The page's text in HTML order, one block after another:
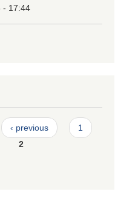
- 17:44
‹ previous
1
2